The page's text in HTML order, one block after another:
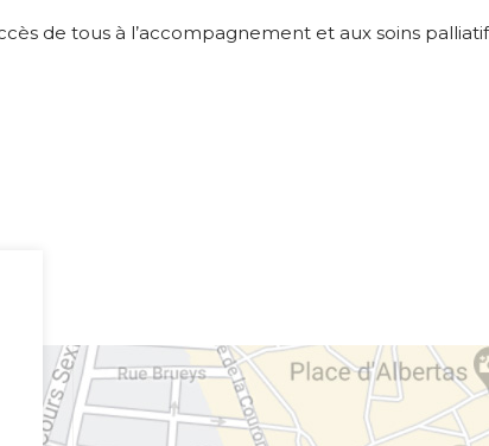
de tous à l’accompagnement et aux soins